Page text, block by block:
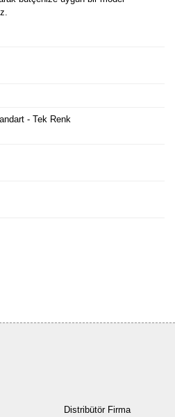
- Tek Renk
Distribütör Firma